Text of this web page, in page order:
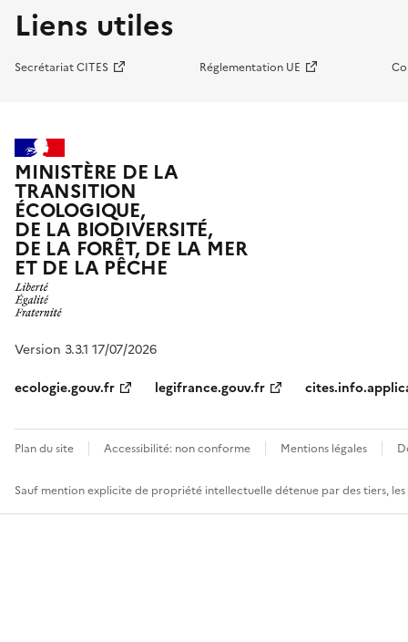
Liens utiles
Secrétariat CITES Réglementation UE
MINISTÈRE DE LA
TRANSITION
ÉCOLOGIQUE,
DE LA BIODIVERSITÉ,
DE LA FORÊT, DE LA MER
ET DE LA PÊCHE
Version 3.3.1 17/07/2026
ecologie.gouv.fr
legifrance.gouv.fr
Plan du site Accessibilité: non conforme Mentions légales
Sauf mention explicite de propriété intellectuelle détenue par des tiers,